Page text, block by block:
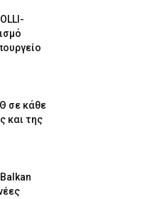
σε κάθε
και της